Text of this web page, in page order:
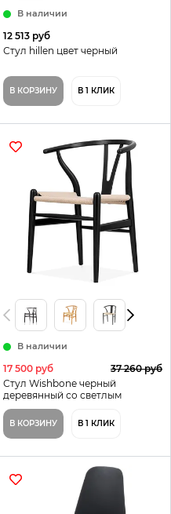
В наличии
12 513 руб
Стул hillen цвет черный
В КОРЗИНУ В 1 КЛИК
В наличии
17 500 руб
37 260 руб
Стул Wishbone черный
деревянный со светлым
сиденьем
В КОРЗИНУ В 1 КЛИК